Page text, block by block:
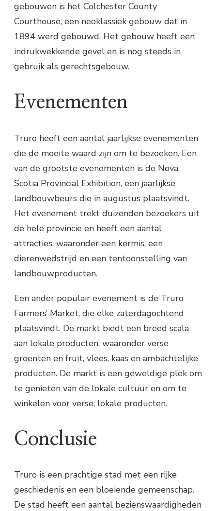
gebouwen is het Colchester County
Courthouse, een neoklassiek gebouw dat in
1894 werd gebouwd. Het gebouw heeft een
indrukwekkende gevel en is nog steeds in
gebruik als gerechtsgebouw.
Evenementen
Truro heeft een aantal jaarlijkse evenementen
die de moeite waard zijn om te bezoeken. Een
van de grootste evenementen is de Nova
Scotia Provincial Exhibition, een jaarlijkse
landbouwbeurs die in augustus plaatsvindt.
Het evenement trekt duizenden bezoekers uit
de hele provincie en heeft een aantal
attracties, waaronder een kermis, een
dierenwedstrijd en een tentoonstelling van
landbouwproducten.
Een ander populair evenement is de Truro
Farmers’ Market, die elke zaterdagochtend
plaatsvindt. De markt biedt een breed scala
aan lokale producten, waaronder verse
groenten en fruit, vlees, kaas en ambachtelijke
producten. De markt is een geweldige plek om
te genieten van de lokale cultuur en om te
winkelen voor verse, lokale producten.
Conclusie
Truro is een prachtige stad met een rijke
geschiedenis en een bloeiende gemeenschap.
De stad heeft een aantal bezienswaardigheden